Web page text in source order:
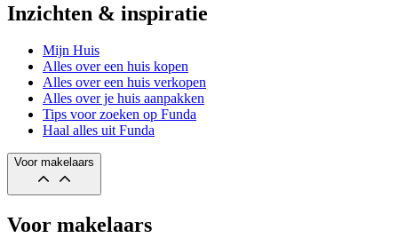
Inzichten & inspiratie
Mijn Huis
Alles over een huis kopen
Alles over een huis verkopen
Alles over je huis aanpakken
Tips voor zoeken op Funda
Haal alles uit Funda
Voor makelaars
Voor makelaars